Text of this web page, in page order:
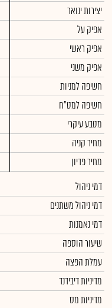
יצירות ינואר
אפיק על
אפיק ראשי
אפיק משני
חשיפה למניות
חשיפה למט"ח
מטבע עיקרי
מחיר קניה
מחיר פדיון
דמי ניהול
דמי ניהול משתנים
דמי נאמנות
שיעור הוספה
עמלת הפצה
מדיניות דיבידנד
מדיניות מס